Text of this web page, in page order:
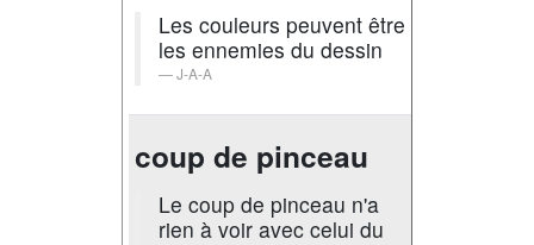
Les couleurs peuvent être
les ennemies du dessin
J-A-A
coup de pinceau
Le coup de pinceau n'a
rien à voir avec celui du